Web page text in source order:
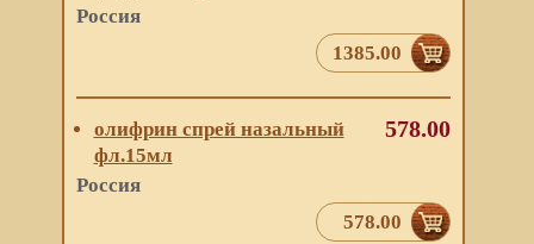
Россия
1385.00
олифрин спрей назальный
фл.15мл
Россия
578.00
578.00